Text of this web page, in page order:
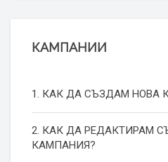
КАМПАНИИ
1. КАК ДА СЪЗДАМ НОВА
2. КАК ДА РЕДАКТИРАМ
КАМПАНИЯ?